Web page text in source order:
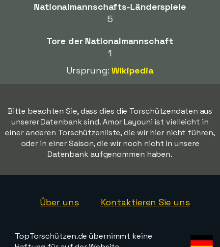
Nationalmannschafts-Länderspiele
5
Tore der Nationalmannschaft
1
Ursprung:Wikipedia
Bitte beachten Sie, dass dies die Torschützendaten aus
unserer Datenbank sind. Amor Layouni ist vielleicht in
einer anderen Torschützenliste, die wir hier nicht führen,
oder in einer Saison, die wir noch nicht in unsere
Datenbank aufgenommen haben.
Über uns Kontaktieren Sie uns
TopTorschützen.de übernimmt keine